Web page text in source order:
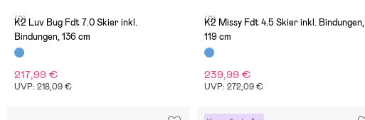
(0)
K2 Luv Bug Fdt 7.0 Skier inkl.
Bindungen, 136 cm
217,99 €
UVP: 218,09 €
(0)
K2 Missy Fdt 4.5 Skier inkl. Bindungen,
119 cm
239,99 €
UVP: 272,09 €